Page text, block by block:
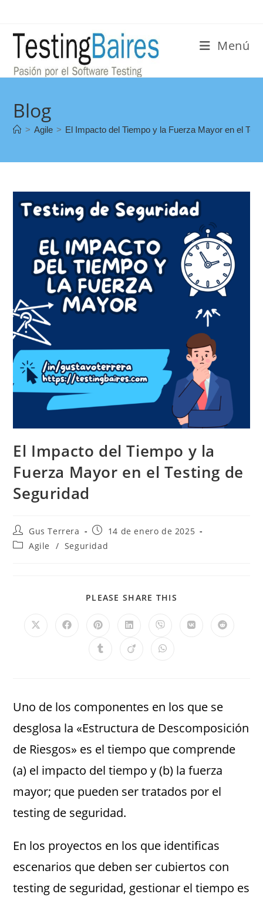
Menú
Blog
> Agile > El Impacto del Tiempo y la Fuerza Mayor en el
El Impacto del Tiempo y la
Fuerza Mayor en el Testing de
Seguridad
Gus Terrera
14 de enero de 2025
Agile
/ Seguridad
PLEASE SHARE THIS
Uno de los componentes en los que se
desglosa la «Estructura de Descomposición
de Riesgos» es el tiempo que comprende
(a) el impacto del tiempo y (b) la fuerza
mayor; que pueden ser tratados por el
testing de seguridad.
En los proyectos en los que identificas
escenarios que deben ser cubiertos con
testing de seguridad, gestionar el tiempo es